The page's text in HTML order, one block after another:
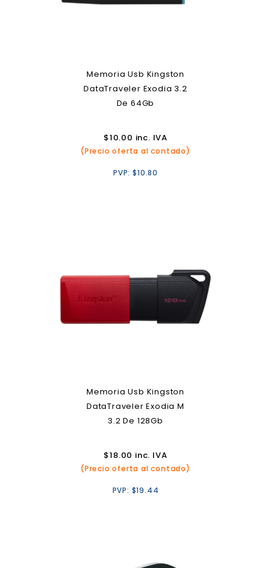
Memoria Usb Kingston
DataTraveler Exodia 3.2
De 64Gb
$10.00 inc. IVA
(Precio oferta al contado)
PVP:$10.80
Memoria Usb Kingston
DataTraveler Exodia M
3.2 De 128Gb
$18.00 inc. IVA
(Precio oferta al contado)
PVP: $19.44